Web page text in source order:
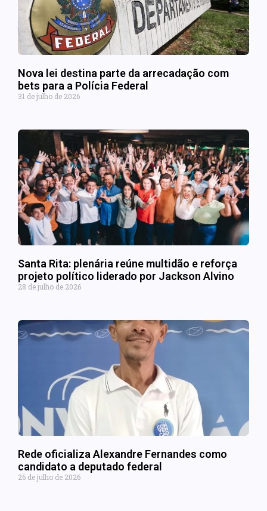
Nova lei destina parte da arrecadação com
bets para a Polícia Federal
31 de julho de 2026
Santa Rita: plenária reúne multidão e reforça
projeto político liderado por Jackson Alvino
28 de julho de 2026
Rede oficializa Alexandre Fernandes como
candidato a deputado federal
26 de julho de 2026